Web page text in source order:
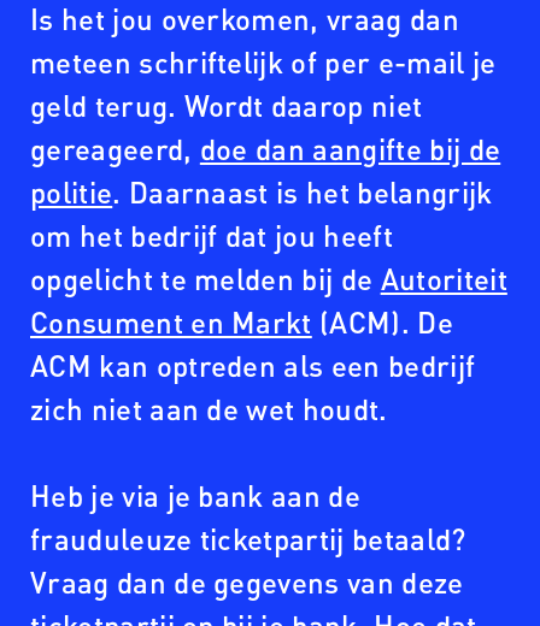
Is het jou overkomen, vraag dan
meteen schriftelijk of per e-mail je
geld terug. Wordt daarop niet
gereageerd, doe dan aangifte bij de
politie. Daarnaast is het belangrijk
om het bedrijf dat jou heeft
opgelicht te melden bij de Autoriteit
Consument en Markt (ACM). De
ACM kan optreden als een bedrijf
zich niet aan de wet houdt.
Heb je via je bank aan de
frauduleuze ticketpartij betaald?
Vraag dan de gegevens van deze